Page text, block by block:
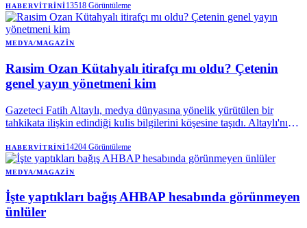
HABERVITRINI13518 Görüntüleme
MEDYA/MAGAZIN
Raısim Ozan Kütahyalı itirafçı mı oldu? Çetenin
genel yayın yönetmeni kim
Gazeteci Fatih Altaylı, medya dünyasına yönelik yürütülen bir
tahkikata ilişkin edindiği kulis bilgilerini köşesine taşıdı. Altaylı'nın
'itirafçı' olduğu ve incelemenin bir genel yayın yönetmeni ile diğer
medya mensuplarına da sıçrayabileceği belirtiliyor.
HABERVITRINI14204 Görüntüleme
MEDYA/MAGAZIN
İşte yaptıkları bağış AHBAP hesabında görünmeyen
ünlüler